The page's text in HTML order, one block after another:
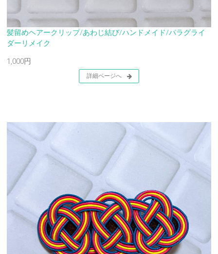
髪留めヘアークリップ/あわじ結び/ハンドメイド/パラグライ
ダーリメイク
1,000円
詳細ページへ